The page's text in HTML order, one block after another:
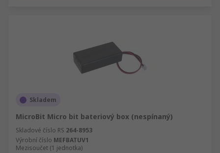
Skladem
MicroBit Micro bit bateriový box (nespínaný)
Skladové číslo RS 264-8953
Výrobní číslo MEFBATUV1
Mezisoučet (1 jednotka)